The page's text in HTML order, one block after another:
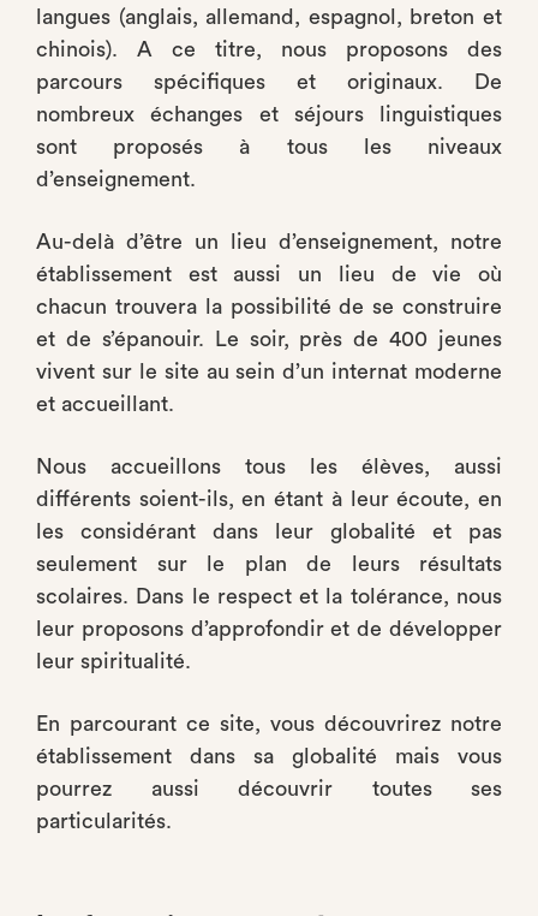
langues (anglais, allemand, espagnol, breton et
chinois). A ce titre, nous proposons des
parcours spécifiques et originaux. De
nombreux échanges et séjours linguistiques
sont proposés à tous les niveaux
d’enseignement.
Au-delà d’être un lieu d’enseignement, notre
établissement est aussi un lieu de vie où
chacun trouvera la possibilité de se construire
et de s’épanouir. Le soir, près de 400 jeunes
vivent sur le site au sein d’un internat moderne
et accueillant.
Nous accueillons tous les élèves, aussi
différents soient-ils, en étant à leur écoute, en
les considérant dans leur globalité et pas
seulement sur le plan de leurs résultats
scolaires. Dans le respect et la tolérance, nous
leur proposons d’approfondir et de développer
leur spiritualité.
En parcourant ce site, vous découvrirez notre
établissement dans sa globalité mais vous
pourrez aussi découvrir toutes ses
particularités.